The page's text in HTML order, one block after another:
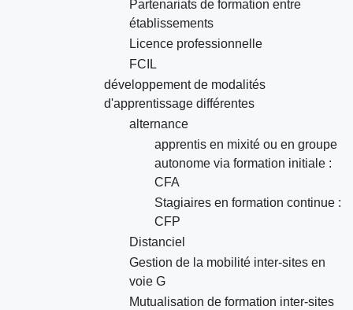
Partenariats de formation entre
établissements
Licence professionnelle
FCIL
développement de modalités
d'apprentissage différentes
alternance
apprentis en mixité ou en groupe
autonome via formation initiale :
CFA
Stagiaires en formation continue :
CFP
Distanciel
Gestion de la mobilité inter-sites en
voie G
Mutualisation de formation inter-sites